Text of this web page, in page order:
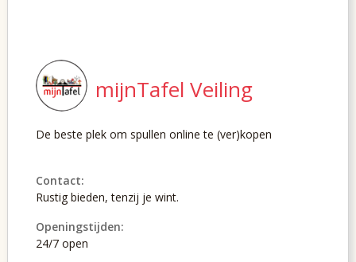
mijnTafel Veiling
De beste plek om spullen online te (ver)kopen
Contact:
Rustig bieden, tenzij je wint.
Openingstijden:
24/7 open